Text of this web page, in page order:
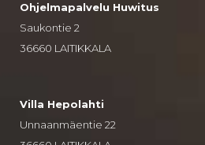
Ohjelmapalvelu Huwitus
Saukontie 2
36660 LAITIKKALA
Villa Hepolahti
Unnaanmäentie 22